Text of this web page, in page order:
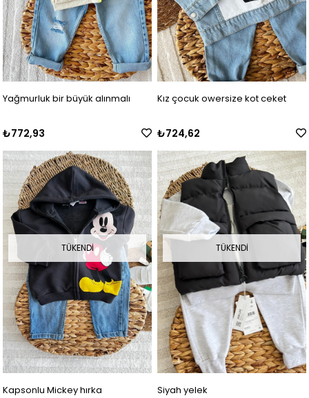
Yağmurluk bir büyük alınmalı
₺772,93
Kız çocuk owersize kot ceket
₺724,62
TÜKENDI
Kapsonlu Mickey hırka
TÜKENDI
Siyah yelek